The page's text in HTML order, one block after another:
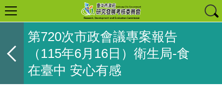
第720次市政會議專案報告
（115年6月16日）衛生局-食
在臺中 安心有感